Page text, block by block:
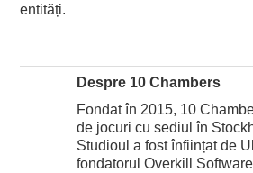
entități.
Despre 10 Chambers
Fondat în 2015, 10
de jocuri cu sediul în
Studioul a fost înființat de
fondatorul Overkill